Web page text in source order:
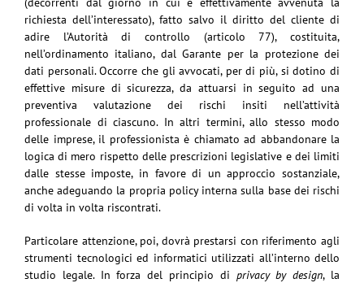
richiesta dell’interessato), fatto salvo il diritto del cliente di
adire l’Autorità di controllo (articolo 77), costituita,
nell’ordinamento italiano, dal Garante per la protezione dei
dati personali. Occorre che gli avvocati, per di più, si dotino di
effettive misure di sicurezza, da attuarsi in seguito ad una
preventiva valutazione dei rischi insiti nell’attività
professionale di ciascuno. In altri termini, allo stesso modo
delle imprese, il professionista è chiamato ad abbandonare la
logica di mero rispetto delle prescrizioni legislative e dei limiti
dalle stesse imposte, in favore di un approccio sostanziale,
anche adeguando la propria policy interna sulla base dei rischi
di volta in volta riscontrati.
Particolare attenzione, poi, dovrà prestarsi con riferimento agli
strumenti tecnologici ed informatici utilizzati all’interno dello
studio legale. In forza del principio di privacy by design, la